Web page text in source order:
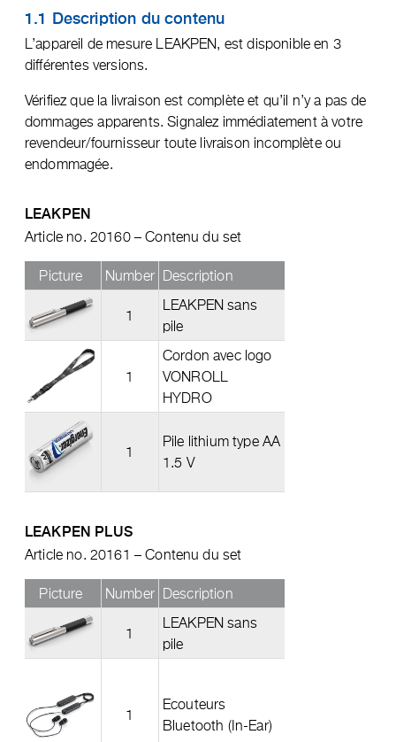
1.1 Description du contenu
L’appareil de mesure LEAKPEN, est disponible en 3
différentes versions.
Vérifiez que la livraison est complète et qu’il n’y a pas de
dommages apparents. Signalez immédiatement à votre
revendeur/fournisseur toute livraison incomplète ou
endommagée.
LEAKPEN
Article no. 20160 – Contenu du set
Picture Number Description
1
LEAKPEN sans
pile
1
Cordon avec logo
VONROLL
HYDRO
1
Pile lithium type AA
1.5 V
LEAKPEN PLUS
Article no. 20161 – Contenu du set
Picture Number Description
1
LEAKPEN sans
pile
1
Ecouteurs
Bluetooth (In-Ear)